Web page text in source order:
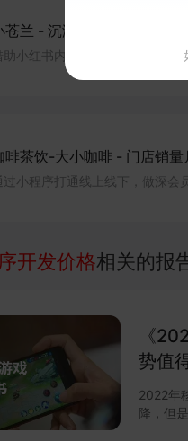
苍兰 - 沉淀粉丝1.5万+
助小红书内容种草与有赞小程序
啡茶饮-大小咖啡 - 门店销
过小程序打通线上线下，做深会
开发价格相关的报
《
势值
2022年移动游
降，但是新兴市场增